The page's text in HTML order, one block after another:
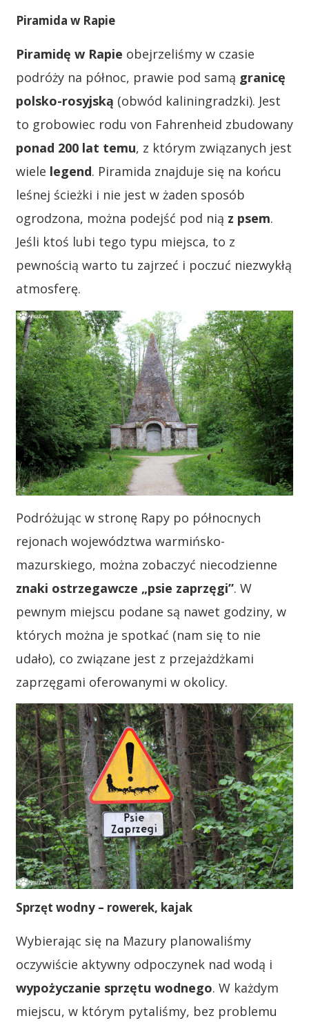
Piramida w Rapie
Piramidę w Rapie obejrzeliśmy w czasie
podróży na północ, prawie pod samą granicę
polsko-rosyjską (obwód kaliningradzki). Jest
to grobowiec rodu von Fahrenheid zbudowany
ponad 200 lat temu, z którym związanych jest
wiele legend. Piramida znajduje się na końcu
leśnej ścieżki i nie jest w żaden sposób
ogrodzona, można podejść pod nią z psem.
Jeśli ktoś lubi tego typu miejsca, to z
pewnością warto tu zajrzeć i poczuć niezwykłą
atmosferę.
Podróżując w stronę Rapy po północnych
rejonach województwa warmińsko-
mazurskiego, można zobaczyć niecodzienne
znaki ostrzegawcze „psie zaprzęgi”. W
pewnym miejscu podane są nawet godziny, w
których można je spotkać (nam się to nie
udało), co związane jest z przejażdżkami
zaprzęgami oferowanymi w okolicy.
Sprzęt wodny – rowerek, kajak
Wybierając się na Mazury planowaliśmy
oczywiście aktywny odpoczynek nad wodą i
wypożyczanie sprzętu wodnego. W każdym
miejscu, w którym pytaliśmy, bez problemu